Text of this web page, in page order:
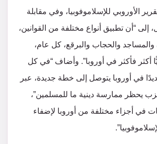
الأوروبي للإسلاموفوبيا، وفي مقابلة
إلى “أن تطبيق أنواع مختلفة من القوانين،
والحجاب والبرقع، كل عام،
أكثر فأكثر في أوروبا”. وأضاف “في كل
في أوروبا يتوصل إلى خطة جديدة، عبر
يحظر ممارسة دينية ما للمسلمين”،
في أجزاء مختلفة من أوروبا لإضفاء